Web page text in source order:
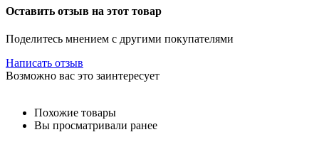
Оставить отзыв на этот товар
Поделитесь мнением с другими покупателями
Написать отзыв
Возможно вас это заинтересует
Похожие товары
Вы просматривали ранее